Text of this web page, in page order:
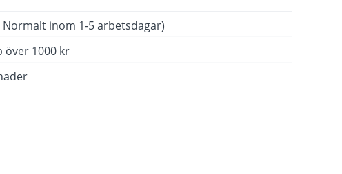
Normalt inom 1-5 arbetsdagar)
över 1000 kr